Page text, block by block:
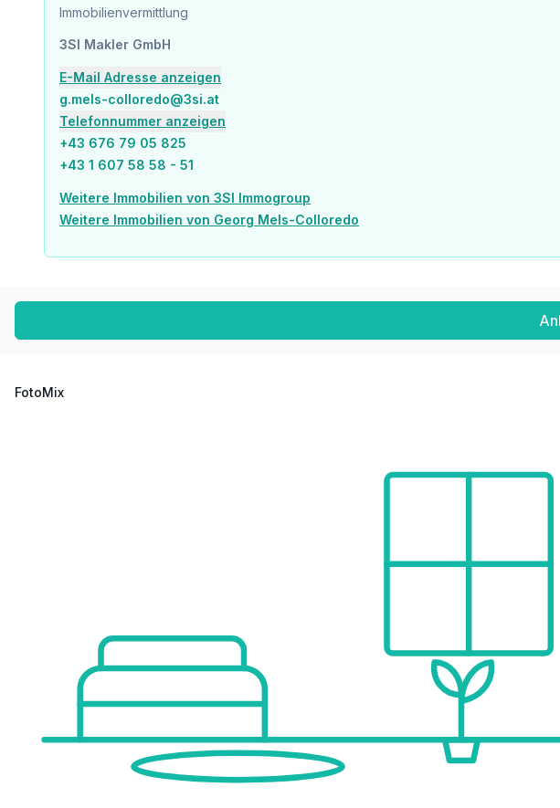
Arzt <50m
Klinik <150m
Kinder & Schulen
Schule <150m
Kindergarten <100m
Universität <350m
Nahversorgung
Supermarkt <50m
Sonstige
Bank <125m
Immobilienvermittlung
3SI Makler GmbH
E-Mail Adresse anzeigen
g.mels-colloredo@3si.at
Telefonnummer anzeigen
+43 676 79 05 825
+43 1 607 58 58 - 51
Weitere Immobilien von 3SI Immogroup
Weitere Immobilien von Georg Mels-Colloredo
FotoMix